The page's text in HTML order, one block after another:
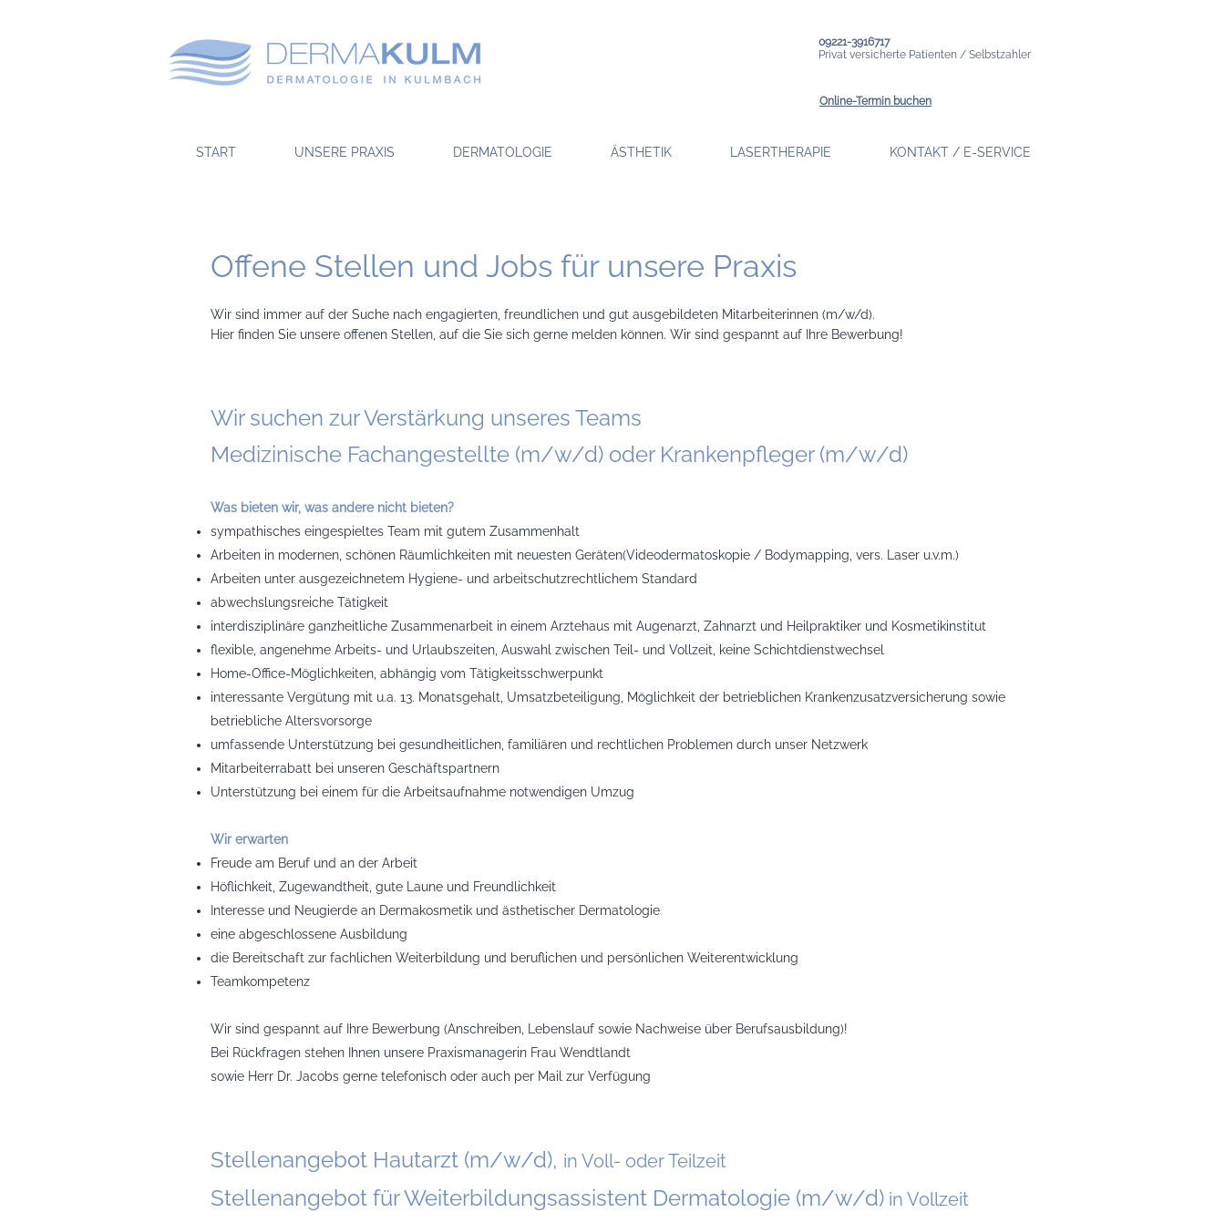
09221-3916717
Privat versicherte Patienten / Selbstzahler
Online-Termin buchen
START UNSERE PRAXIS DERMATOLOGIE ÄSTHETIK LASERTHERAPIE KONTAKT / E-SERVICE
Offene Stellen und Jobs für unsere Praxis
Wir sind immer auf der Suche nach engagierten, freundlichen und gut ausgebildeten Mitarbeiterinnen (m/w/d).
Hier finden Sie unsere offenen Stellen, auf die Sie sich gerne melden können. Wir sind gespannt auf Ihre Bewerbung!
Wir suchen zur Verstärkung unseres Teams
Medizinische Fachangestellte (m/w/d) oder Krankenpfleger (m/w/d)
Was bieten wir, was andere nicht bieten?
sympathisches eingespieltes Team mit gutem Zusammenhalt
Arbeiten in modernen, schönen Räumlichkeiten mit neuesten Geräten(Videodermatoskopie / Bodymapping, vers. Laser u.v.m.)
Arbeiten unter ausgezeichnetem Hygiene- und arbeitschutzrechtlichem Standard
abwechslungsreiche Tätigkeit
interdisziplinäre ganzheitliche Zusammenarbeit in einem Arztehaus mit Augenarzt, Zahnarzt und Heilpraktiker und Kosmetikinstitut
flexible, angenehme Arbeits- und Urlaubszeiten, Auswahl zwischen Teil- und Vollzeit, keine Schichtdienstwechsel
Home-Office-Möglichkeiten, abhängig vom Tätigkeitsschwerpunkt
interessante Vergütung mit u.a. 13. Monatsgehalt, Umsatzbeteiligung, Möglichkeit der betrieblichen Krankenzusatzversicherung sowie
betriebliche Altersvorsorge
umfassende Unterstützung bei gesundheitlichen, familiären und rechtlichen Problemen durch unser Netzwerk
Mitarbeiterrabatt bei unseren Geschäftspartnern
Unterstützung bei einem für die Arbeitsaufnahme notwendigen Umzug
Wir erwarten
Freude am Beruf und an der Arbeit
Höflichkeit, Zugewandtheit, gute Laune und Freundlichkeit
Interesse und Neugierde an Dermakosmetik und ästhetischer Dermatologie
eine abgeschlossene Ausbildung
die Bereitschaft zur fachlichen Weiterbildung und beruflichen und persönlichen Weiterentwicklung
Teamkompetenz
Wir sind gespannt auf Ihre Bewerbung (Anschreiben, Lebenslauf sowie Nachweise über Berufsausbildung)!
Bei Rückfragen stehen Ihnen unsere Praxismanagerin Frau Wendtlandt
sowie Herr Dr. Jacobs gerne telefonisch oder auch per Mail zur Verfügung
Stellenangebot Hautarzt (m/w/d), in Voll- oder Teilzeit
Stellenangebot für Weiterbildungsassistent Dermatologie (m/w/d) in Vollzeit